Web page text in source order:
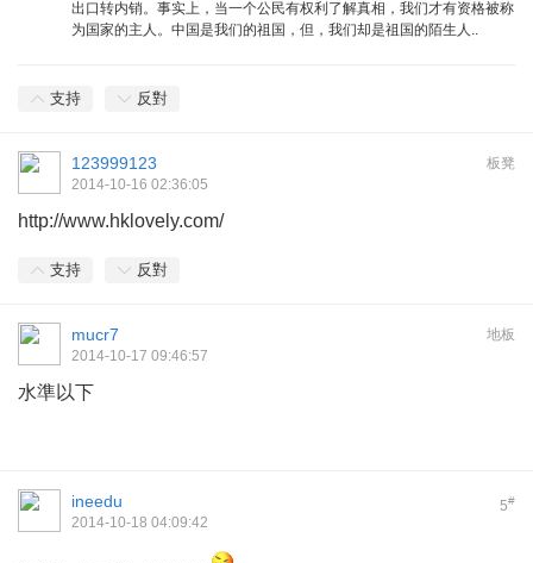
出口转内销。事实上，当一个公民有权利了解真相，我们才有资格被称
为国家的主人。中国是我们的祖国，但，我们却是祖国的陌生人..
支持 反對
板凳
123999123
2014-10-16 02:36:05
http://www.hklovely.com/
支持 反對
地板
mucr7
2014-10-17 09:46:57
水準以下
5#
ineedu
2014-10-18 04:09:42